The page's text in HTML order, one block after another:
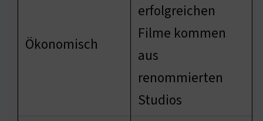
Ökonomisch
erfolgreichen
Filme kommen
aus
renommierten
Studios